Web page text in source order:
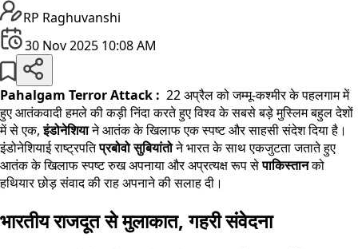
RP Raghuvanshi
30 Nov 2025 10:08 AM
Pahalgam Terror Attack : 22 अप्रैल को जम्मू-कश्मीर के पहलगाम में
हुए आतंकवादी हमले की कड़ी निंदा करते हुए विश्व के सबसे बड़े मुस्लिम बहुल देशों
में से एक,इंडोनेशियाने आतंक के खिलाफ एक स्पष्ट और साहसी संदेश दिया है।
इंडोनेशियाई राष्ट्रपतिप्रबोवो सुबियांतोने भारत के साथ एकजुटता जताते हुए
आतंक के खिलाफ स्पष्ट रुख अपनाया और अप्रत्यक्ष रूप सेपाकिस्तानको
हथियार छोड़ संवाद की राह अपनाने की सलाह दी।
भारतीय राजदूत से मुलाकात, गहरी संवेदना